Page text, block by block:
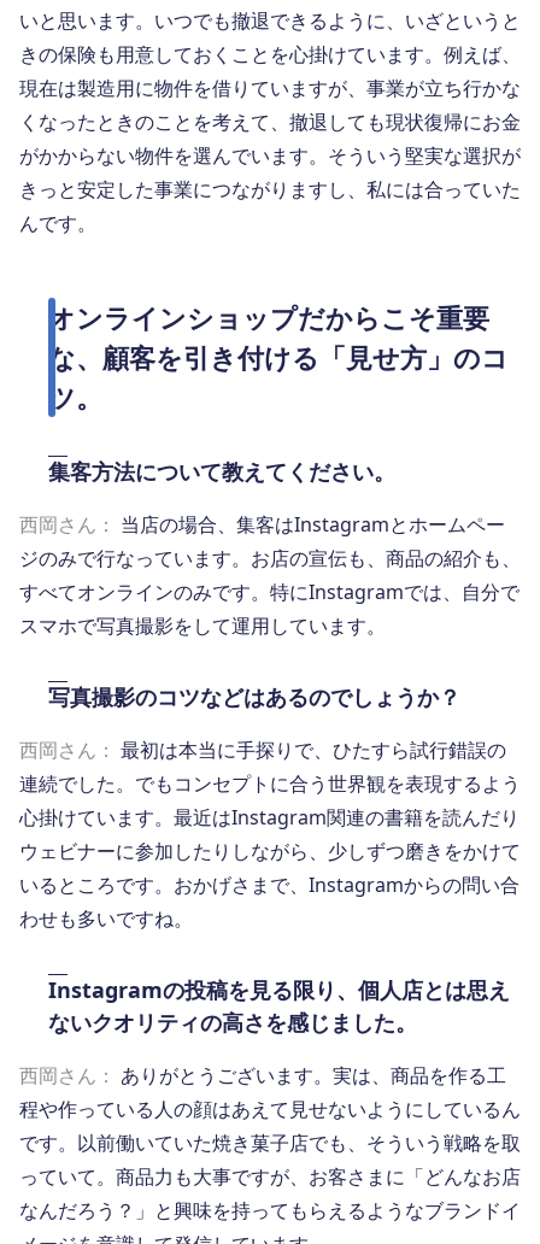
いと思います。いつでも撤退できるように、いざというと
きの保険も用意しておくことを心掛けています。例えば、
現在は製造用に物件を借りていますが、事業が立ち行かな
くなったときのことを考えて、撤退しても現状復帰にお金
がかからない物件を選んでいます。そういう堅実な選択が
きっと安定した事業につながりますし、私には合っていた
んです。
オンラインショップだからこそ重要
な、顧客を引き付ける「見せ方」のコ
ツ。
集客方法について教えてください。
西岡さん： 当店の場合、集客はInstagramとホームペー
ジのみで行なっています。お店の宣伝も、商品の紹介も、
すべてオンラインのみです。特にInstagramでは、自分で
スマホで写真撮影をして運用しています。
写真撮影のコツなどはあるのでしょうか？
西岡さん： 最初は本当に手探りで、ひたすら試行錯誤の
連続でした。でもコンセプトに合う世界観を表現するよう
心掛けています。最近はInstagram関連の書籍を読んだり
ウェビナーに参加したりしながら、少しずつ磨きをかけて
いるところです。おかげさまで、Instagramからの問い合
わせも多いですね。
Instagramの投稿を見る限り、個人店とは思え
ないクオリティの高さを感じました。
西岡さん： ありがとうございます。実は、商品を作る工
程や作っている人の顔はあえて見せないようにしているん
です。以前働いていた焼き菓子店でも、そういう戦略を取
っていて。商品力も大事ですが、お客さまに「どんなお店
なんだろう？」と興味を持ってもらえるようなブランドイ